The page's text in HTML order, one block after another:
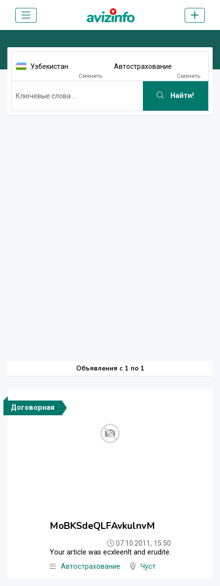
Узбекистан
Сменить
Автострахование
Сменить
Найти!
Объявления c 1 по 1
Договорная
MoBKSdeQLFAvkulnvM
07.10.2011, 15:50
Your article was ecxleenlt and erudite.
Автострахование
Чуст